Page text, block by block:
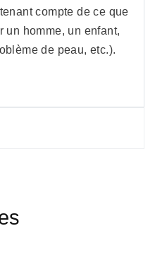
compte de ce que
un homme, un enfant,
de peau, etc.).